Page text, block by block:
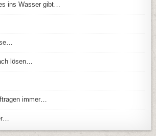
ins Wasser gibt…
lösen…
immer…